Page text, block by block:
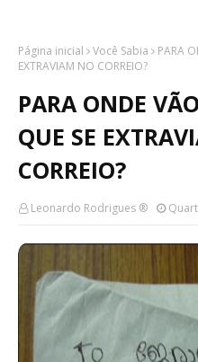
Página inicial Você Sabia
PARA
EXTRAVIAM NO CORREIO?
PARA ONDE
QUE SE
CORREIO?
Leonardo Rodrigues ®